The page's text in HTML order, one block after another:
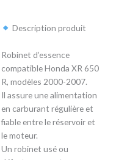
Description produit
Robinet d’essence
compatible Honda XR 650
R, modèles 2000-2007.
Il assure une alimentation
en carburant régulière et
fiable entre le réservoir et
le moteur.
Un robinet usé ou